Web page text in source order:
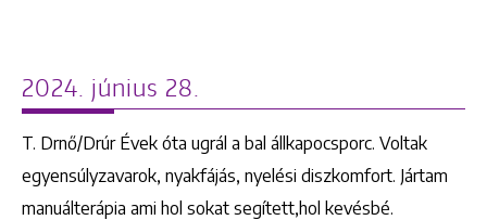
2024. június 28.
T. Drnő/Drúr Évek óta ugrál a bal állkapocsporc. Voltak
egyensúlyzavarok, nyakfájás, nyelési diszkomfort. Jártam
manuálterápia ami hol sokat segített,hol kevésbé.